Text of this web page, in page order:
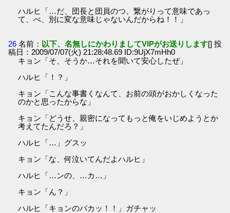
ハルヒ「…だ、団長と団員のつ、繋がりって意味であっ
て、べ、別に変な意味じゃないんだからね！！」
26 名前： 以下、名無しにかわりましてVIPがお送りします[] 投
稿日：2009/07/07(火) 21:28:48.69 ID:9UjX7mHh0
キョン「そ、そうか…それを聞いて安心したぜ」
ハルヒ「！？」
キョン「こんな事書くなんて、お前の頭がおかしくなった
のかと思ったからな」
キョン「どうせ、親密になってもっと俺をいじめようとか
考えてたんだろ？」
ハルヒ「…」グスッ
キョン「な、何泣いてんだよハルヒ」
ハルヒ「…ンの、…カ…」
キョン「ん？」
ハルヒ「キョンのバカッ！！」ガチャッ